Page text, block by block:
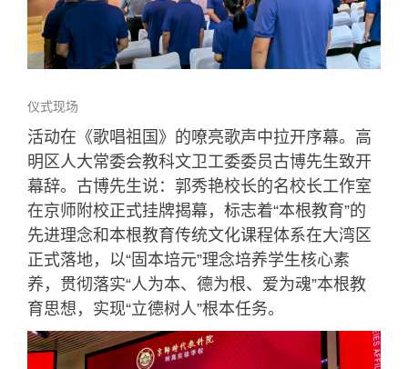
仪式现场
活动在《歌唱祖国》的嘹亮歌声中拉开序幕。高
明区人大常委会教科文卫工委委员古博先生致开
幕辞。古博先生说：郭秀艳校长的名校长工作室
在京师附校正式挂牌揭幕，标志着“本根教育”的
先进理念和本根教育传统文化课程体系在大湾区
正式落地，以“固本培元”理念培养学生核心素
养，贯彻落实“人为本、德为根、爱为魂”本根教
育思想，实现“立德树人”根本任务。